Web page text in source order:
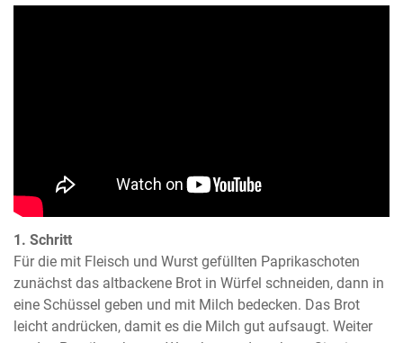
1. Schritt
Für die mit Fleisch und Wurst gefüllten Paprikaschoten
zunächst das altbackene Brot in Würfel schneiden, dann in
eine Schüssel geben und mit Milch bedecken. Das Brot
leicht andrücken, damit es die Milch gut aufsaugt. Weiter